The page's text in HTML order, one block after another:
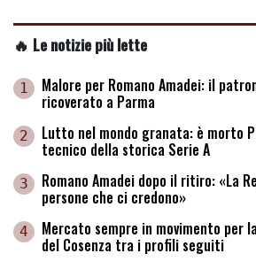
🔥 Le notizie più lette
1 Malore per Romano Amadei: il
ricoverato a Parma
2 Lutto nel mondo granata: è morto
tecnico della storica Serie A
3 Romano Amadei dopo il ritiro: «La
persone che ci credono»
4 Mercato sempre in movimento per
del Cosenza tra i profili seguiti